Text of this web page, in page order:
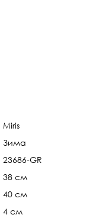
Miris
Зима
23686-GR
38 см
40 см
4 см